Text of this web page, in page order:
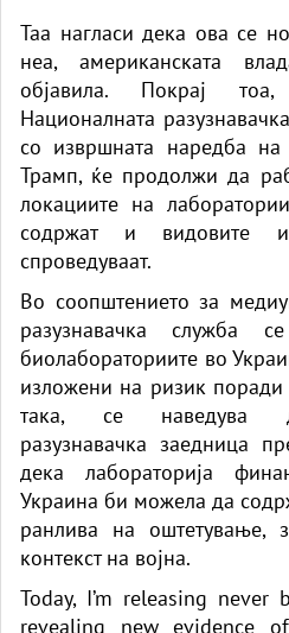
Таа нагласи дека ова се
неа, американската
објавила. Покрај
Националната
со извршната наредба на
Трамп, ќе продолжи да
локациите на
содржат и видовите
спроведуваат.
Во соопштението за
разузнавачка служба
биолабораториите во
изложени на ризик поради
така, се наведува
разузнавачка заедница
дека лабораторија
Украина би можела да
ранлива на оштетување,
контекст на војна.
Today, I’m releasing
revealing new evidence